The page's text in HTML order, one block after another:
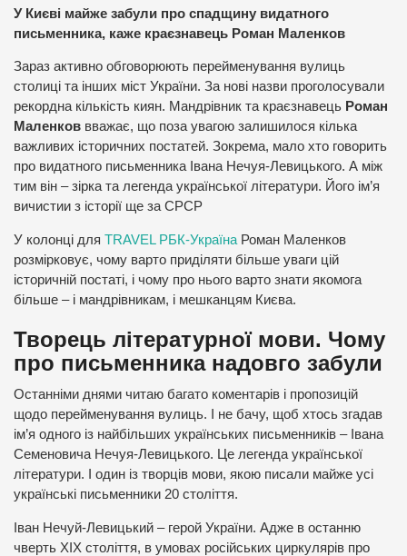
У Києві майже забули про спадщину видатного
письменника, каже краєзнавець Роман Маленков
Зараз активно обговорюють перейменування вулиць
столиці та інших міст України. За нові назви проголосували
рекордна кількість киян. Мандрівник та краєзнавець Роман
Маленков вважає, що поза увагою залишилося кілька
важливих історичних постатей. Зокрема, мало хто говорить
про видатного письменника Івана Нечуя-Левицького. А між
тим він – зірка та легенда української літератури. Його ім’я
вичистии з історії ще за СРСР
У колонці для TRAVEL РБК-Україна Роман Маленков
розмірковує, чому варто приділяти більше уваги цій
історичній постаті, і чому про нього варто знати якомога
більше – і мандрівникам, і мешканцям Києва.
Творець літературної мови. Чому
про письменника надовго забули
Останніми днями читаю багато коментарів і пропозицій
щодо перейменування вулиць. І не бачу, щоб хтось згадав
ім’я одного із найбільших українських письменників – Івана
Семеновича Нечуя-Левицького. Це легенда української
літератури. І один із творців мови, якою писали майже усі
українські письменники 20 століття.
Іван Нечуй-Левицький – герой України. Адже в останню
чверть ХІХ століття, в умовах російських циркулярів про